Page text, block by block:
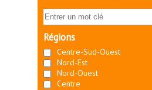
Régions
Centre-Sud-Ouest
Nord-Est
Nord-Ouest
Centre